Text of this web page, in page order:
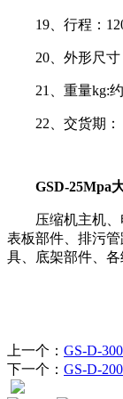
19、行程：
20、外形尺
21、重量kg:
22、交货期
GSD-25Mpa
压缩机主机
表板部件、排污
具、底架部件、
上一个： GS-D-
下一个： GS-D-